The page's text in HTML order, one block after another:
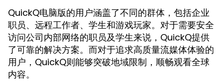
QuickQ电脑版的用户涵盖了不同的群体，包括企业
职员、远程工作者、学生和游戏玩家。对于需要安全
访问公司内部网络的职员及学生来说，QuickQ提供
了可靠的解决方案。而对于追求高质量流媒体体验的
用户，QuickQ则能够突破地域限制，顺畅观看全球
内容。